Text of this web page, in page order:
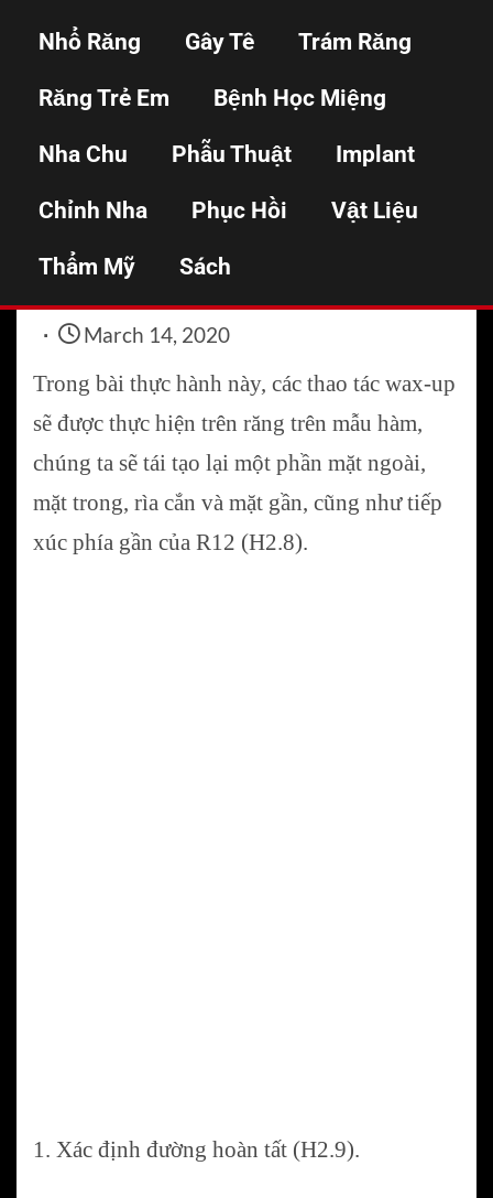
Nhổ Răng Gây Tê Trám Răng
Răng Trẻ Em Bệnh Học Miệng
Nha Chu Phẫu Thuật Implant
Chỉnh Nha Phục Hồi Vật Liệu
Thẩm Mỹ Sách
Thực hành wax-up mặt
bên răng cửa bên
Home
Phục hình cố định
Thực hành wax-up mặt bên răng cửa bên
March 14, 2020
Trong bài thực hành này, các thao tác wax-up
sẽ được thực hiện trên răng trên mẫu hàm,
chúng ta sẽ tái tạo lại một phần mặt ngoài,
mặt trong, rìa cắn và mặt gần, cũng như tiếp
xúc phía gần của R12 (H2.8).
1. Xác định đường hoàn tất (H2.9).